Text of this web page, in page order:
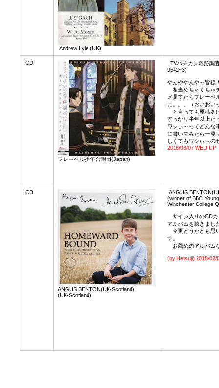
Andrew Lyle (UK)
CD
フレーベル少年合唱団(Japan)
TVバチカン奇跡調
9542~3)
やんややんや～皆様
相当めちゃくちゃ
メ見てたらフレーベ
に。。。（おいおい
と言っても原稿あ
すっかり半年以上た
ワシぃ～ってどんな
に書いてみたら一発
しくてもワシぃ～の
2018/03/07 WED UP
CD
ANGUS BENTON(UK-Scotland)
(UK-Scotland)
ANGUS
(winner of BBC
Winchester College
サイン入りのCDカ
アルバムを聴きまし
今更どうかとも思
す。
お薦めのアルバム
(by Hetsuji) 2018/02/